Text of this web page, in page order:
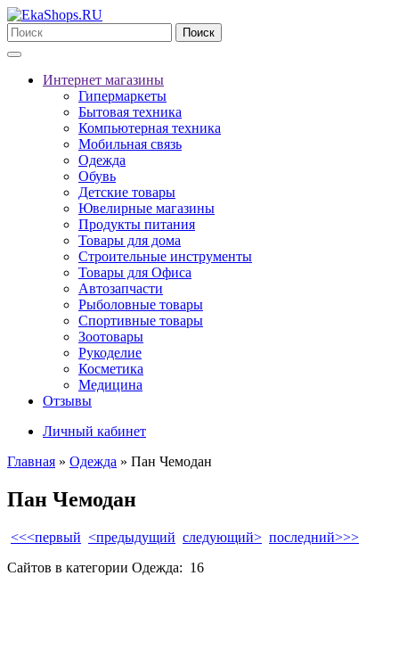
Поиск
Интернет магазины
Гипермаркеты
Бытовая техника
Компьютерная техника
Мобильная связь
Одежда
Обувь
Детские товары
Ювелирные магазины
Продукты питания
Товары для дома
Строительные инструменты
Товары для Офиса
Автозапчасти
Рыболовные товары
Спортивные товары
Зоотовары
Рукоделие
Косметика
Медицина
Отзывы
Личный кабинет
Главная » Одежда » Пан Чемодан
Пан Чемодан
<<<первый <предыдущий следующий> последний>>>
Сайтов в категории Одежда: 16